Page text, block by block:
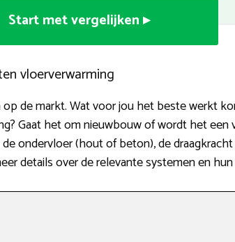
Start met vergelijken ▸
vloerverwarming
de markt. Wat voor jou het beste werkt
Gaat het om nieuwbouw of wordt het een
ondervloer (hout of beton), de
details over de relevante systemen en